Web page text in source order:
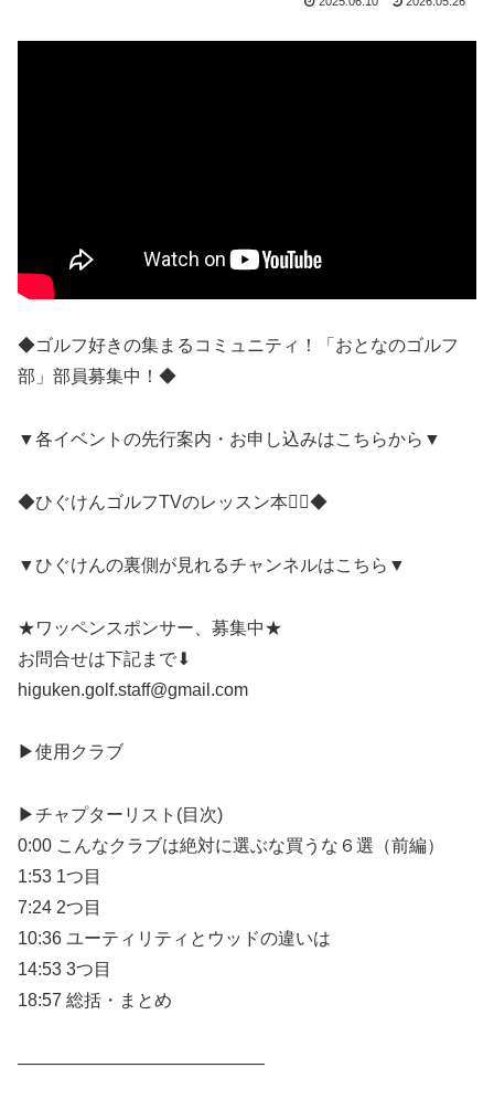
◆ゴルフ好きの集まるコミュニティ！「おとなのゴルフ
部」部員募集中！◆
▼各イベントの先行案内・お申し込みはこちらから▼
◆ひぐけんゴルフTVのレッスン本🏌️‍♂️◆
▼ひぐけんの裏側が見れるチャンネルはこちら▼
★ワッペンスポンサー、募集中★
お問合せは下記まで⬇︎
higuken.golf.staff@gmail.com
▶︎使用クラブ
▶︎チャプターリスト(目次)
0:00 こんなクラブは絶対に選ぶな買うな６選（前編）
1:53 1つ目
7:24 2つ目
10:36 ユーティリティとウッドの違いは
14:53 3つ目
18:57 総括・まとめ
——————————————